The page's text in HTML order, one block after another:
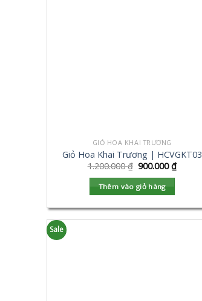
GIỎ HOA KHAI TRƯƠNG
Giỏ Hoa Khai Trương | HCVGKT03
1.200.000₫ 900.000₫
Thêm vào giỏ hàng
Sale